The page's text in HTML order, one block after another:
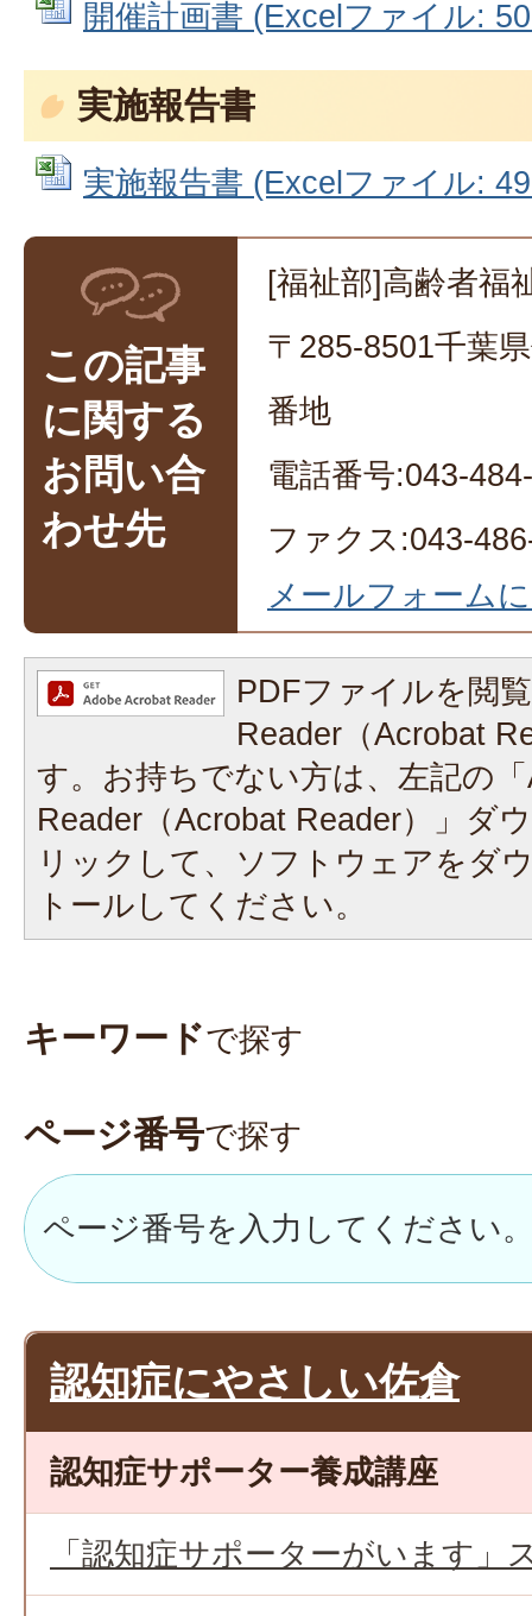
開催計画書 (Excelファイル:
実施報告書
実施報告書 (Excelファイル:
この記事
に関する
お問い合
わせ先
[福祉部]高齢者福
〒285-8501千葉
番地
電話番号:043-
ファクス:043-
メールフォーム
PDFファイルを閲
Reader（Acrobat
す。お持ちでない方は、左記の
Reader（Acrobat Reader）」ダ
リックして、ソフトウェアをダ
トールしてください。
キーワードで探す
ページ番号で探す
認知症にやさしい佐倉
認知症サポーター養成講座
「認知症サポーターがいます」